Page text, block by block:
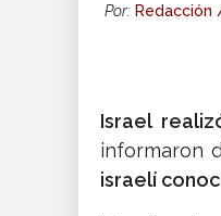
Por: Redacción
Israel
informaron
israelí